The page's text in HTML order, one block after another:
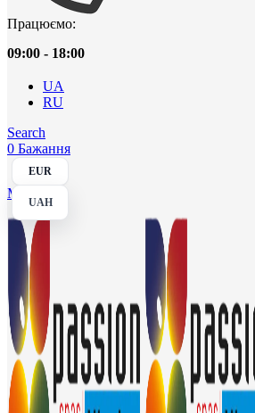
Працюємо:
09:00 - 18:00
UA
RU
Search
0 Бажання
EUR
UAH
Menu